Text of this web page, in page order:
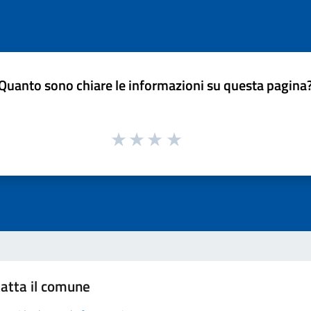
sono chiare le informazioni su questa
il comune